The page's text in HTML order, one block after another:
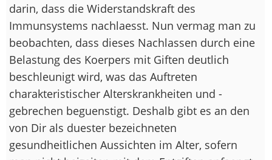
darin, dass die Widerstandskraft des
Immunsystems nachlaesst. Nun vermag man zu
beobachten, dass dieses Nachlassen durch eine
Belastung des Koerpers mit Giften deutlich
beschleunigt wird, was das Auftreten
charakteristischer Alterskrankheiten und -
gebrechen beguenstigt. Deshalb gibt es an den
von Dir als duester bezeichneten
gesundheitlichen Aussichten im Alter, sofern